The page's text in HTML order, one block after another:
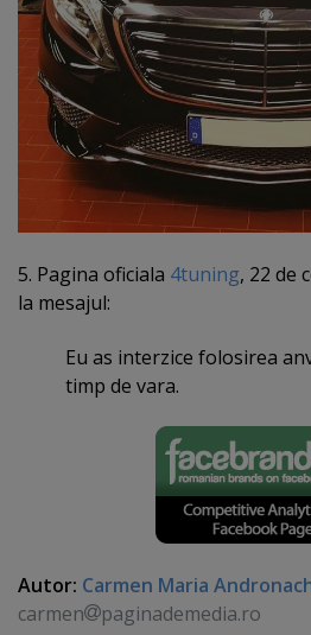
5. Pagina oficiala 4tuning, 22 de
la mesajul:
Eu as interzice folosirea
timp de vara.
Autor: Carmen Maria
carmen
paginademedia.ro